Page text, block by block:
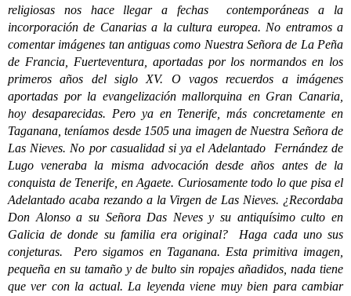
religiosas nos hace llegar a fechas contemporáneas a la
incorporación de Canarias a la cultura europea. No entramos a
comentar imágenes tan antiguas como Nuestra Señora de La Peña
de Francia, Fuerteventura, aportadas por los normandos en los
primeros años del siglo XV. O vagos recuerdos a imágenes
aportadas por la evangelización mallorquina en Gran Canaria,
hoy desaparecidas. Pero ya en Tenerife, más concretamente en
Taganana, teníamos desde 1505 una imagen de Nuestra Señora de
Las Nieves. No por casualidad si ya el Adelantado Fernández de
Lugo veneraba la misma advocación desde años antes de la
conquista de Tenerife, en Agaete. Curiosamente todo lo que pisa el
Adelantado acaba rezando a la Virgen de Las Nieves. ¿Recordaba
Don Alonso a su Señora Das Neves y su antiquísimo culto en
Galicia de donde su familia era original? Haga cada uno sus
conjeturas. Pero sigamos en Taganana. Esta primitiva imagen,
pequeña en su tamaño y de bulto sin ropajes añadidos, nada tiene
que ver con la actual. La leyenda viene muy bien para cambiar